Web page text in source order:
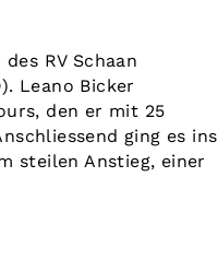
RV Schaan
Leano Bicker
den er mit 25
ging es ins
steilen Anstieg, einer